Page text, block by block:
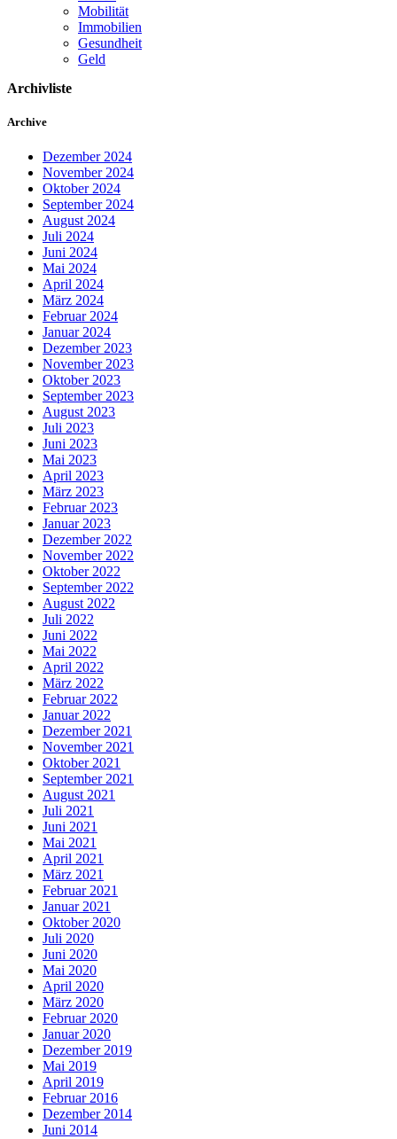
Mobilität
Immobilien
Gesundheit
Geld
Archivliste
Archive
Dezember 2024
November 2024
Oktober 2024
September 2024
August 2024
Juli 2024
Juni 2024
Mai 2024
April 2024
März 2024
Februar 2024
Januar 2024
Dezember 2023
November 2023
Oktober 2023
September 2023
August 2023
Juli 2023
Juni 2023
Mai 2023
April 2023
März 2023
Februar 2023
Januar 2023
Dezember 2022
November 2022
Oktober 2022
September 2022
August 2022
Juli 2022
Juni 2022
Mai 2022
April 2022
März 2022
Februar 2022
Januar 2022
Dezember 2021
November 2021
Oktober 2021
September 2021
August 2021
Juli 2021
Juni 2021
Mai 2021
April 2021
März 2021
Februar 2021
Januar 2021
Oktober 2020
Juli 2020
Juni 2020
Mai 2020
April 2020
März 2020
Februar 2020
Januar 2020
Dezember 2019
Mai 2019
April 2019
Februar 2016
Dezember 2014
Juni 2014